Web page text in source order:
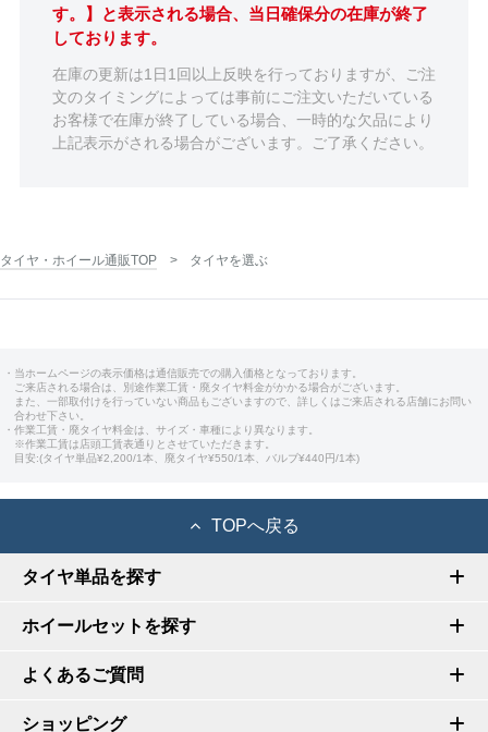
す。】と表示される場合、当日確保分の在庫が終了
しております。
在庫の更新は1日1回以上反映を行っておりますが、ご注
文のタイミングによっては事前にご注文いただいている
お客様で在庫が終了している場合、一時的な欠品により
上記表示がされる場合がございます。ご了承ください。
タイヤ・ホイール通販TOP タイヤを選ぶ
・当ホームページの表示価格は通信販売での購入価格となっております。
ご来店される場合は、別途作業工賃・廃タイヤ料金がかかる場合がございます。
また、一部取付けを行っていない商品もございますので、詳しくはご来店される店舗にお問い
合わせ下さい。
・作業工賃・廃タイヤ料金は、サイズ・車種により異なります。
※作業工賃は店頭工賃表通りとさせていただきます。
目安:(タイヤ単品¥2,200/1本、廃タイヤ¥550/1本、バルブ¥440円/1本)
TOPへ戻る
タイヤ単品を探す
ホイールセットを探す
よくあるご質問
ショッピング